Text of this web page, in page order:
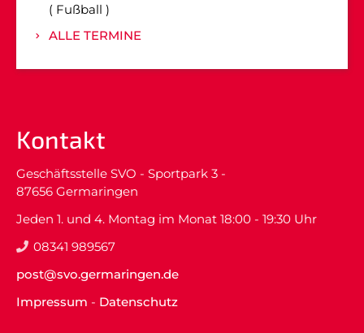
Fußball
ALLE TERMINE
Kontakt
Geschäftsstelle SVO - Sportpark 3 -
87656 Germaringen
Jeden 1. und 4. Montag im Monat 18:00 - 19:30 Uhr
08341 989567
post@svo.germaringen.de
Impressum - Datenschutz